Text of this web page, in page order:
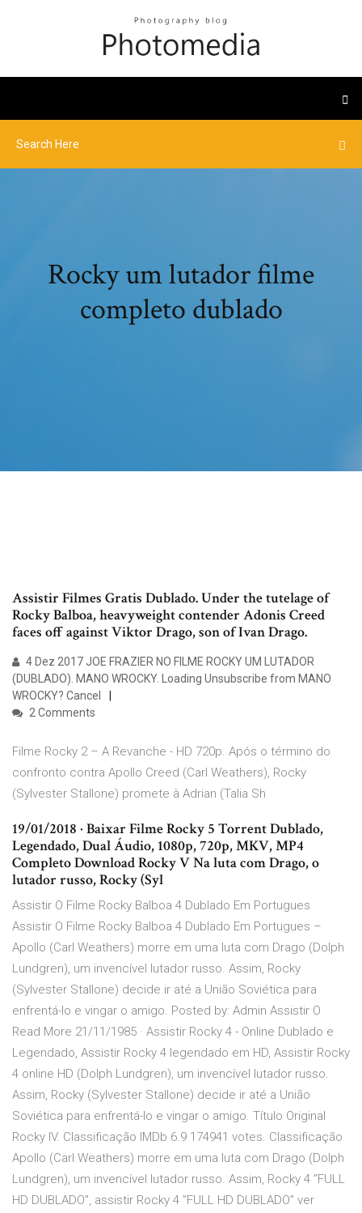
Rocky um lutador filme
completo dublado
Assistir Filmes Gratis Dublado. Under the tutelage of
Rocky Balboa, heavyweight contender Adonis Creed
faces off against Viktor Drago, son of Ivan Drago.
4 Dez 2017 JOE FRAZIER NO FILME ROCKY UM LUTADOR
(DUBLADO). MANO WROCKY. Loading Unsubscribe from MANO
WROCKY? Cancel
2 Comments
Filme Rocky 2 – A Revanche - HD 720p. Após o término do
confronto contra Apollo Creed (Carl Weathers), Rocky
(Sylvester Stallone) promete à Adrian (Talia Sh
19/01/2018 · Baixar Filme Rocky 5 Torrent Dublado,
Legendado, Dual Áudio, 1080p, 720p, MKV, MP4
Completo Download Rocky V Na luta com Drago, o
lutador russo, Rocky (Syl
Assistir O Filme Rocky Balboa 4 Dublado Em Portugues
Assistir O Filme Rocky Balboa 4 Dublado Em Portugues –
Apollo (Carl Weathers) morre em uma luta com Drago (Dolph
Lundgren), um invencível lutador russo. Assim, Rocky
(Sylvester Stallone) decide ir até a União Soviética para
enfrentá-lo e vingar o amigo. Posted by: Admin Assistir O
Read More 21/11/1985 · Assistir Rocky 4 - Online Dublado e
Legendado, Assistir Rocky 4 legendado em HD, Assistir Rocky
4 online HD (Dolph Lundgren), um invencível lutador russo.
Assim, Rocky (Sylvester Stallone) decide ir até a União
Soviética para enfrentá-lo e vingar o amigo. Título Original
Rocky IV. Classificação IMDb 6.9 174941 votes. Classificação
Apollo (Carl Weathers) morre em uma luta com Drago (Dolph
Lundgren), um invencível lutador russo. Assim, Rocky 4 ”FULL
HD DUBLADO”, assistir Rocky 4 ”FULL HD DUBLADO” ver